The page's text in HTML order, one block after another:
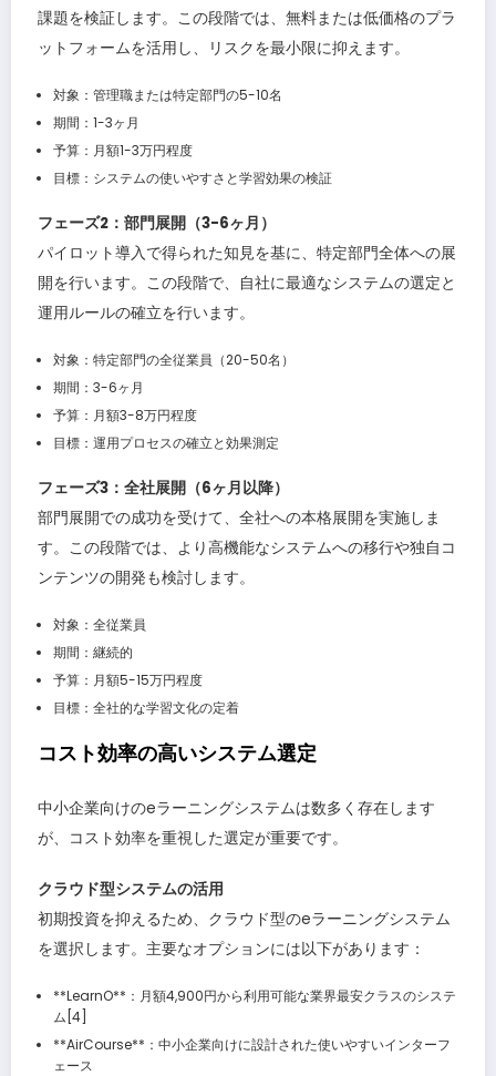
課題を検証します。この段階では、無料または低価格のプラ
ットフォームを活用し、リスクを最小限に抑えます。
対象：管理職または特定部門の5-10名
期間：1-3ヶ月
予算：月額1-3万円程度
目標：システムの使いやすさと学習効果の検証
フェーズ2：部門展開（3-6ヶ月）
パイロット導入で得られた知見を基に、特定部門全体への展
開を行います。この段階で、自社に最適なシステムの選定と
運用ルールの確立を行います。
対象：特定部門の全従業員（20-50名）
期間：3-6ヶ月
予算：月額3-8万円程度
目標：運用プロセスの確立と効果測定
フェーズ3：全社展開（6ヶ月以降）
部門展開での成功を受けて、全社への本格展開を実施しま
す。この段階では、より高機能なシステムへの移行や独自コ
ンテンツの開発も検討します。
対象：全従業員
期間：継続的
予算：月額5-15万円程度
目標：全社的な学習文化の定着
コスト効率の高いシステム選定
中小企業向けのeラーニングシステムは数多く存在します
が、コスト効率を重視した選定が重要です。
クラウド型システムの活用
初期投資を抑えるため、クラウド型のeラーニングシステム
を選択します。主要なオプションには以下があります：
**LearnO**：月額4,900円から利用可能な業界最安クラスのシステ
ム[4]
**AirCourse**：中小企業向けに設計された使いやすいインターフ
ェース